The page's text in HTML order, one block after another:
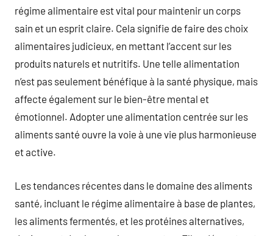
régime alimentaire est vital pour maintenir un corps
sain et un esprit claire. Cela signifie de faire des choix
alimentaires judicieux, en mettant l’accent sur les
produits naturels et nutritifs. Une telle alimentation
n’est pas seulement bénéfique à la santé physique, mais
affecte également sur le bien-être mental et
émotionnel. Adopter une alimentation centrée sur les
aliments santé ouvre la voie à une vie plus harmonieuse
et active.
Les tendances récentes dans le domaine des aliments
santé, incluant le régime alimentaire à base de plantes,
les aliments fermentés, et les protéines alternatives,